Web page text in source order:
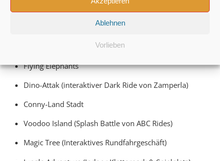
Ablehnen
Vorlieben
Space-Drop (Kiddy Free Fall Tower)
Flying Elephants
Dino-Attak (interaktiver Dark Ride von Zamperla)
Conny-Land Stadt
Voodoo Island (Splash Battle von ABC Rides)
Magic Tree (Interaktives Rundfahrgeschäft)